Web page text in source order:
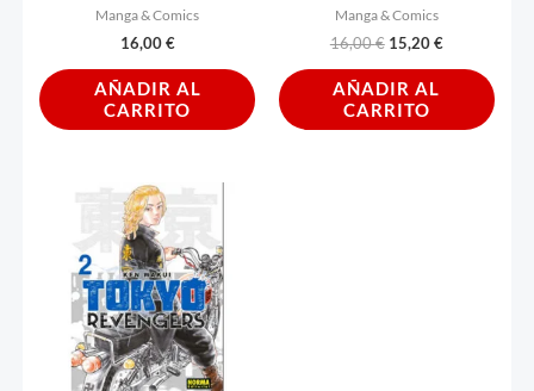
Manga & Comics
16,00€
AÑADIR AL
CARRITO
Manga & Comics
16,00€ 15,20€
AÑADIR AL
CARRITO